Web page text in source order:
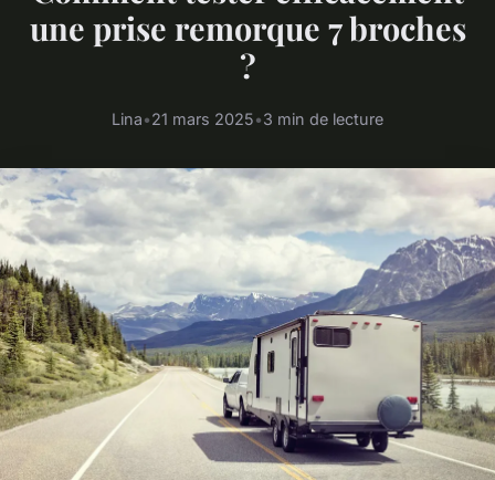
une prise remorque 7 broches
?
Lina•21 mars 2025•3 min de lecture